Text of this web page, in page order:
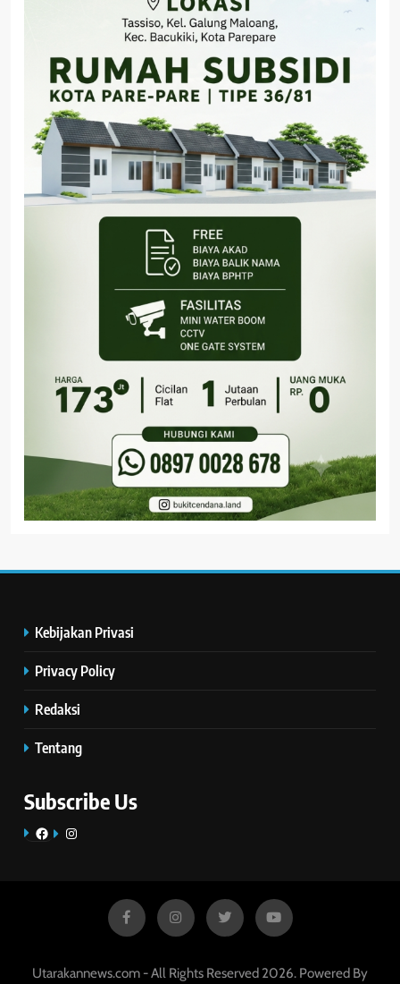
Kebijakan Privasi
Privacy Policy
Redaksi
Tentang
Subscribe Us
FacebookInstagram
Utarakannews.com - All Rights Reserved 2026. Powered By